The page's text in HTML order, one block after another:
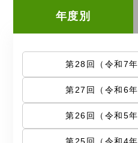
年度別
第28回（令和7
第27回（令和6
第26回（令和5